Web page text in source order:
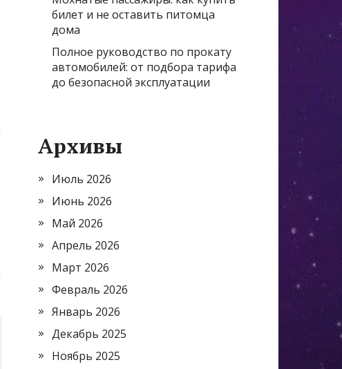
билет и не оставить питомца
дома
Полное руководство по прокату
автомобилей: от подбора тарифа
до безопасной эксплуатации
Архивы
Июль 2026
Июнь 2026
Май 2026
Апрель 2026
Март 2026
Февраль 2026
Январь 2026
Декабрь 2025
Ноябрь 2025